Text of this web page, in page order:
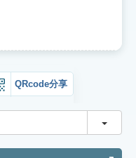
QRcode分享
切換